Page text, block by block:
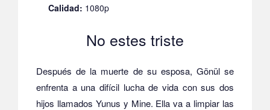
Calidad: 1080p
No estes triste
Después de la muerte de su esposa, Gönül se
enfrenta a una difícil lucha de vida con sus dos
hijos llamados Yunus y Mine. Ella va a limpiar las